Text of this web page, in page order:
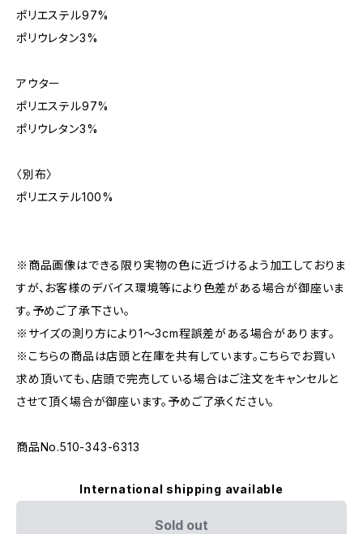
ポリエステル97%
ポリウレタン3%
アウター
ポリエステル97%
ポリウレタン3%
〈別布〉
ポリエステル100%
※商品画像はできる限り実物の色に近づけるよう加工しておりま
すが、お客様のデバイス環境等により色差がある場合が御座いま
す。予めご了承下さい。
※サイズの測り方により1〜3cm程誤差がある場合があります。
※こちらの商品は店頭と在庫を共有しています。こちらでお買い
求め頂いても、店頭で完売している場合はご注文をキャンセルと
させて頂く場合が御座います。予めご了承ください。
商品No.510-343-6313
International shipping available
Sold out